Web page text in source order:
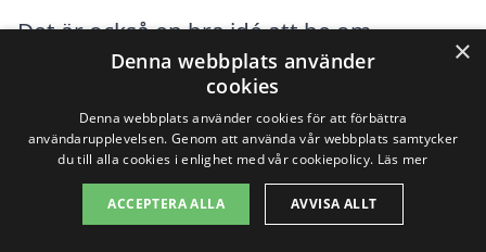
Det är också en bra idé att be om
referenser och tidigare arbete från de
företag du överväger. Detta ger dig en
känsla för deras stil och kvalitet, och
säkerställer att du får den bästa möjliga
trädgårdsskötselför din miljö i Vilshult.
×
Denna webbplats använder
cookies
Denna webbplats använder cookies för att förbättra
användarupplevelsen. Genom att använda vår webbplats samtycker
du till alla cookies i enlighet med vår cookiepolicy. Läs mer
ACCEPTERA ALLA AVVISA ALLT